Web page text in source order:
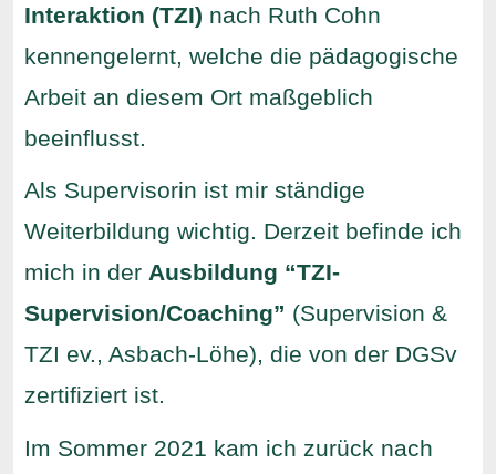
Interaktion (TZI) nach Ruth Cohn
kennengelernt, welche die pädagogische
Arbeit an diesem Ort maßgeblich
beeinflusst.
Als Supervisorin ist mir ständige
Weiterbildung wichtig. Derzeit befinde ich
mich in der Ausbildung “TZI-
Supervision/Coaching” (Supervision &
TZI ev., Asbach-Löhe), die von der DGSv
zertifiziert ist.
Im Sommer 2021 kam ich zurück nach